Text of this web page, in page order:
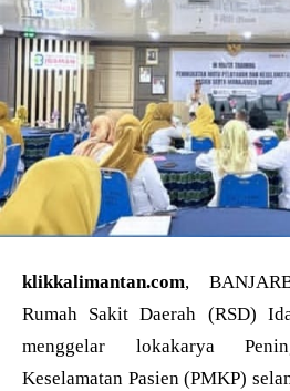
klikkalimantan.com,
Rumah Sakit Daerah (RSD)
menggelar lokakarya
Keselamatan Pasien (PMKP)